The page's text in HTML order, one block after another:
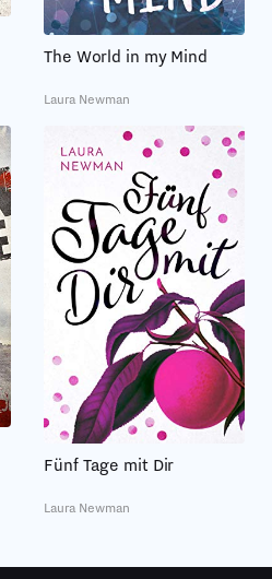
The World in my Mind
Laura Newman
Fünf Tage mit Dir
Laura Newman